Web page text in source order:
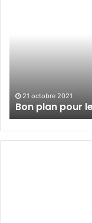
21 octobre 2021
Bon plan pour